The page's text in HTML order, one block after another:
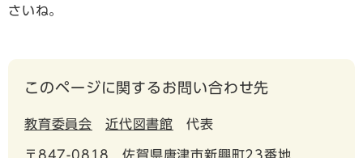
さいね。
このページに関するお問い合わせ先
教育委員会 近代図書館 代表
〒847-0818
佐賀県唐津市新興町23番地